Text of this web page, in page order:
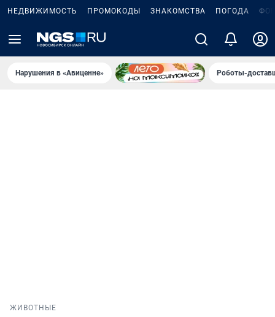
НЕДВИЖИМОСТЬ ПРОМОКОДЫ ЗНАКОМСТВА ПОГОДА
Нарушения в «Авиценне» Роботы-
ЖИВОТНЫЕ